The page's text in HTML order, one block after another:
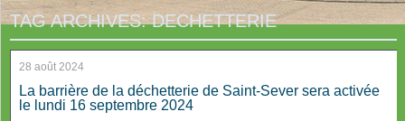
TAG ARCHIVES:DECHETTERIE
28 août 2024
La barrière de la déchetterie de Saint-Sever sera activée
le lundi 16 septembre 2024